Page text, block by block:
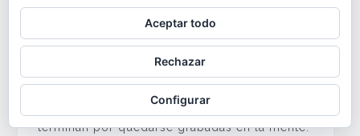
convertido en uno de los símbolos de
Singapur. El famoso león-pescado
escupiendo agua frente al horizonte urbano
es una de esas imágenes que, curiosamente,
terminan por quedarse grabadas en la mente.
Aceptar todo
Rechazar
Configurar